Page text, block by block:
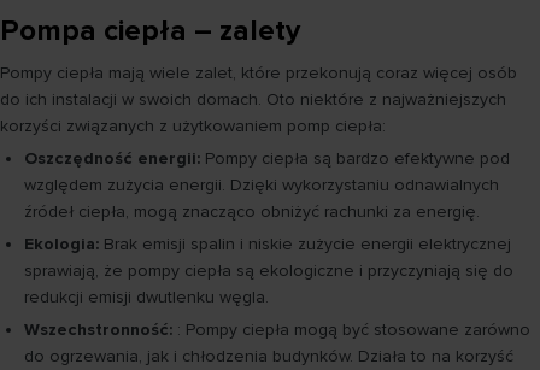
Pompa ciepła – zalety
Pompy ciepła mają wiele zalet, które przekonują coraz więcej osób
do ich instalacji w swoich domach. Oto niektóre z najważniejszych
korzyści związanych z użytkowaniem pomp ciepła:
Oszczędność energii: Pompy ciepła są bardzo efektywne pod
względem zużycia energii. Dzięki wykorzystaniu odnawialnych
źródeł ciepła, mogą znacząco obniżyć rachunki za energię.
Ekologia: Brak emisji spalin i niskie zużycie energii elektrycznej
sprawiają, że pompy ciepła są ekologiczne i przyczyniają się do
redukcji emisji dwutlenku węgla.
Wszechstronność: : Pompy ciepła mogą być stosowane zarówno
do ogrzewania, jak i chłodzenia budynków. Działa to na korzyść